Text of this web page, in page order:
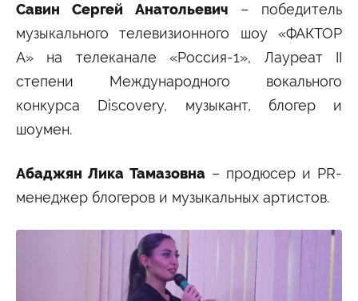
Савин Сергей Анатольевич – победитель
музыкального телевизионного шоу «ФАКТОР
А» на телеканале «Россия-1», Лауреат II
степени Международного вокального
конкурса Discovery, музыкант, блогер и
шоумен.
Абаджян Лика Тамазовна – продюсер и PR-
менеджер блогеров и музыкальных артистов.